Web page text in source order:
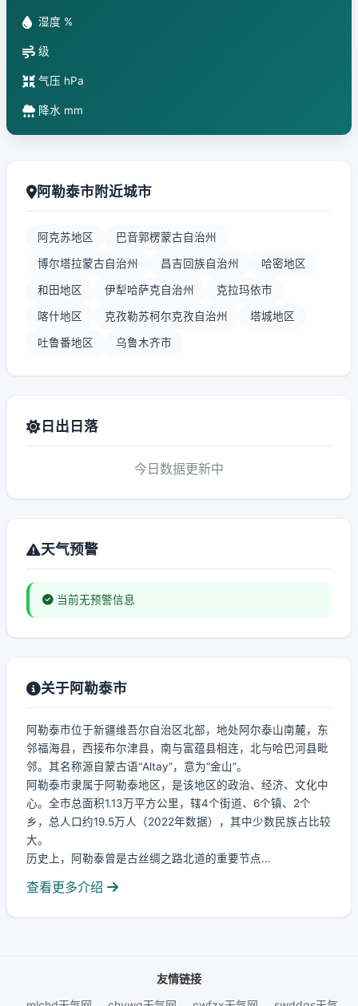
湿度 %
级
气压 hPa
降水 mm
阿勒泰市附近城市
阿克苏地区 巴音郭楞蒙古自治州
博尔塔拉蒙古自治州 昌吉回族自治州 哈密地区
和田地区 伊犁哈萨克自治州 克拉玛依市
喀什地区 克孜勒苏柯尔克孜自治州 塔城地区
吐鲁番地区 乌鲁木齐市
日出日落
今日数据更新中
天气预警
当前无预警信息
关于阿勒泰市
阿勒泰市位于新疆维吾尔自治区北部，地处阿尔泰山南麓，东
邻福海县，西接布尔津县，南与富蕴县相连，北与哈巴河县毗
邻。其名称源自蒙古语“Altay”，意为“金山”。
阿勒泰市隶属于阿勒泰地区，是该地区的政治、经济、文化中
心。全市总面积1.13万平方公里，辖4个街道、6个镇、2个
乡，总人口约19.5万人（2022年数据），其中少数民族占比较
大。
历史上，阿勒泰曾是古丝绸之路北道的重要节点...
查看更多介绍
友情链接